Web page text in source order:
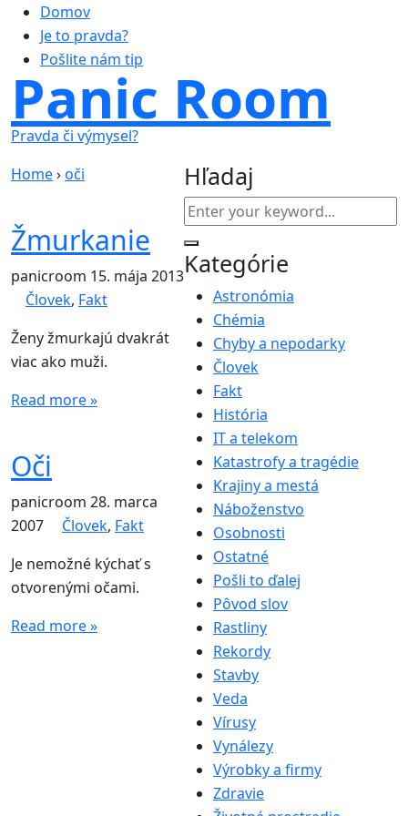
Domov
Je to pravda?
Pošlite nám tip
Panic Room
Pravda či výmysel?
Home›oči
Žmurkanie
panicroom 15. mája 2013
Človek, Fakt
Ženy žmurkajú dvakrát
viac ako muži.
Read more »
Oči
panicroom 28. marca
2007
Človek, Fakt
Je nemožné kýchať s
otvorenými očami.
Read more »
Hľadaj
Kategórie
Astronómia
Chémia
Chyby a nepodarky
Človek
Fakt
História
IT a telekom
Katastrofy a tragédie
Krajiny a mestá
Náboženstvo
Osobnosti
Ostatné
Pošli to ďalej
Pôvod slov
Rastliny
Rekordy
Stavby
Veda
Vírusy
Vynálezy
Výrobky a firmy
Zdravie